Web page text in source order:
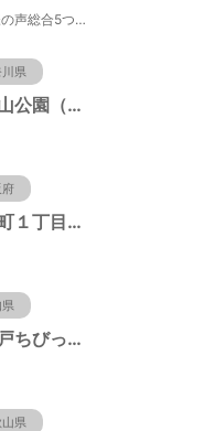
お客様の声総合5つ星■1日限定４組貸切風呂■室内ドッグランあり♪
県
田島山公園（神奈川県藤沢市）
若竹町１丁目第３公園（大阪府豊中市）
古井戸ちびっ子広場（愛知県大府市）
県